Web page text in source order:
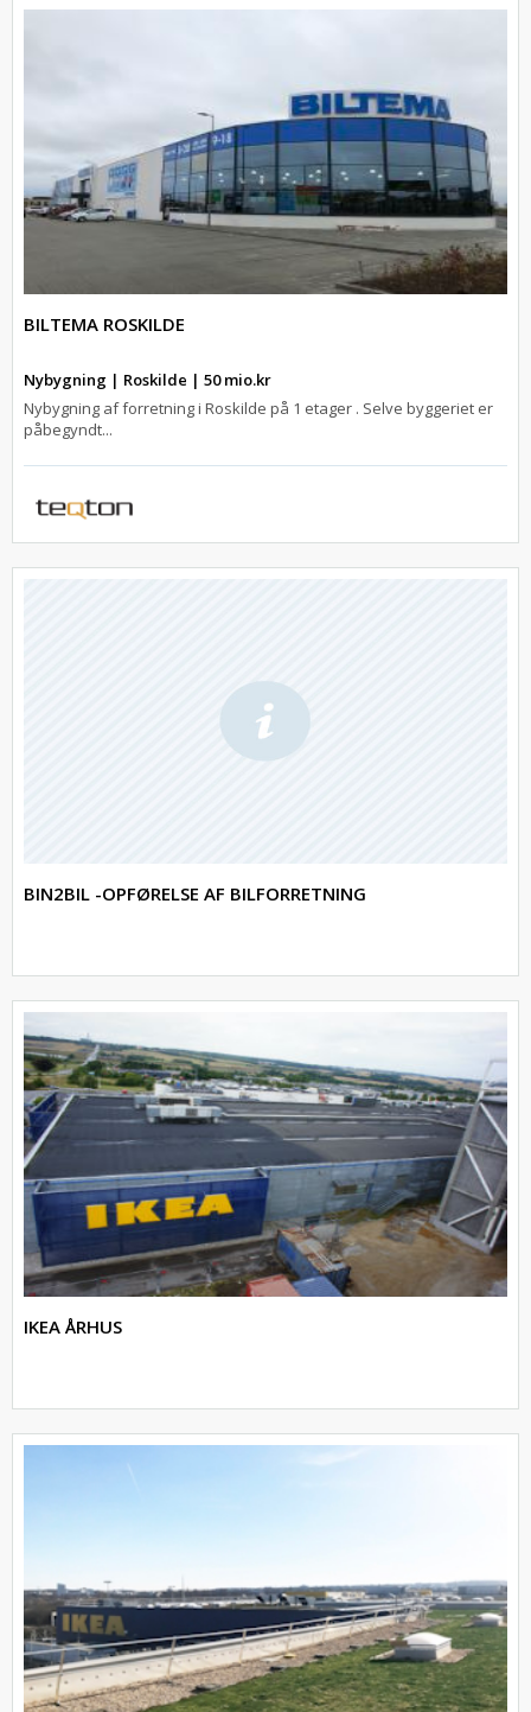
BILTEMA ROSKILDE
Nybygning | Roskilde | 50 mio.kr
Nybygning af forretning i Roskilde på 1 etager . Selve byggeriet er
påbegyndt...
BIN2BIL -OPFØRELSE AF BILFORRETNING
IKEA ÅRHUS